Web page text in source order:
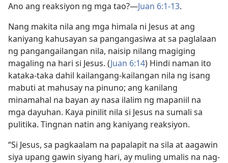
Ano ang reaksiyon ng mga tao?​—Juan 6:1-13.
Nang makita nila ang mga himala ni Jesus at ang
kaniyang kahusayan sa pangangasiwa at sa paglalaan
ng pangangailangan nila, naisip nilang magiging
magaling na hari si Jesus. (Juan 6:14) Hindi naman ito
kataka-taka dahil kailangang-kailangan nila ng isang
mabuti at mahusay na pinuno; ang kanilang
minamahal na bayan ay nasa ilalim ng mapaniil na
mga dayuhan. Kaya pinilit nila si Jesus na sumali sa
pulitika. Tingnan natin ang kaniyang reaksiyon.
“Si Jesus, sa pagkaalam na papalapit na sila at aagawin
siya upang gawin siyang hari, ay muling umalis na nag-